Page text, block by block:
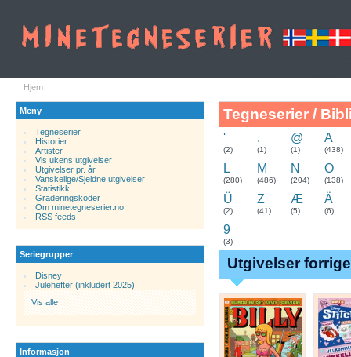
Hjem
Meny
Tegneserier
Historier.
Artister
Vis ukens utgivelser
Utgivelser pr. år
Vanskelige/Sjeldne utgivelser
Statistikk
Graderingskoder
Om minetegneserier.no
RSS feeds
Seriegrupper
Disney
Julehefter (inkludert 2025)
Vis alle
Informasjon
Tegneserier /
'
(2)
.
(1)
@
(1)
A
(438)
L
(280)
M
(486)
N
(204)
O
(138)
Ü
(2)
Z
(41)
Æ
(5)
Ä
(6)
9
(3)
Utgivelser